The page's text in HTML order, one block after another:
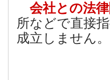
会社との法
所などで直接
成立しません。